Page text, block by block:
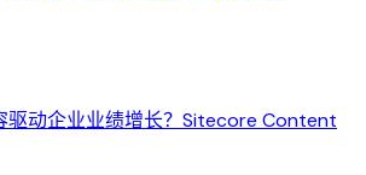
驱动企业业绩增长？Sitecore Content